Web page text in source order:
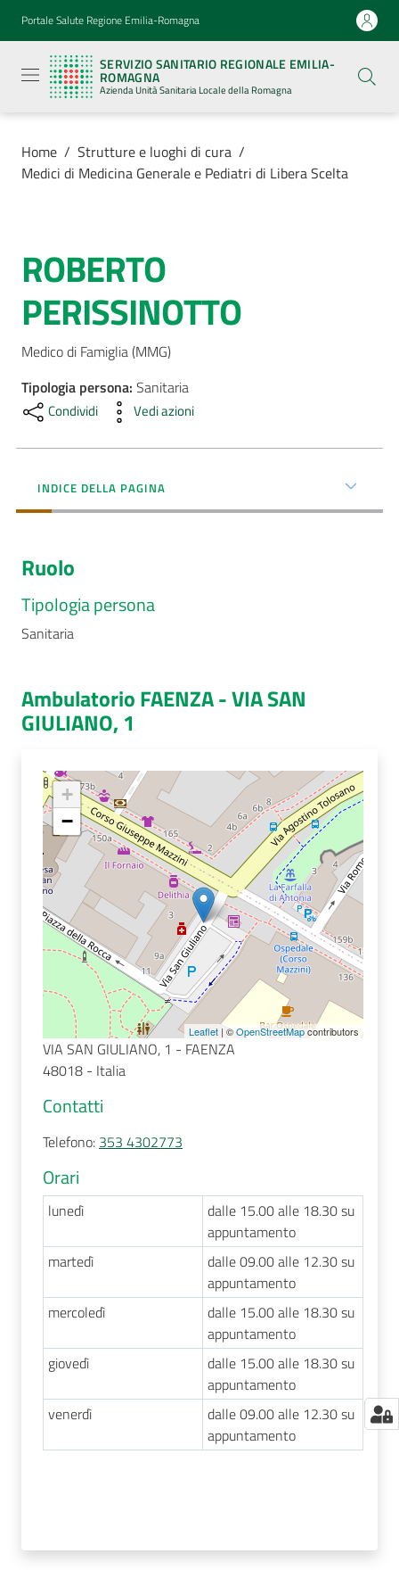
Vai al contenuto
Vai alla navigazione
Vai al footer
Portale Salute Regione Emilia-Romagna
SERVIZIO SANITARIO REGIONALE EMILIA-
ROMAGNA
Azienda Unità Sanitaria Locale della Romagna
Sanitario
Regionale
Emilia-
Romagna
Azienda
Sanitaria
Locale della
Romagna
Servizi
Luoghi
cura
Menu selezionato
Carta
dei
Servizi
a...
Concorsi
Seguici
Home / Strutture e luoghi di cura /
Medici di Medicina Generale e Pediatri di Libera Scelta
Salta al contenuto
ROBERTO
PERISSINOTTO
Medico di Famiglia (MMG)
Tipologia persona: Sanitaria
Condividi Vedi azioni
INDICE DELLA PAGINA
Ruolo
Tipologia persona
Sanitaria
Ambulatorio FAENZA - VIA SAN
GIULIANO, 1
+
−
Leaflet | ©OpenStreetMapcontributors
VIA SAN GIULIANO, 1 - FAENZA
48018 - Italia
Contatti
Telefono: 353 4302773
Orari
lunedì
dalle 15.00 alle 18.30 su
appuntamento
martedì
dalle 09.00 alle 12.30 su
appuntamento
mercoledì
dalle 15.00 alle 18.30 su
appuntamento
giovedì
dalle 15.00 alle 18.30 su
appuntamento
venerdì
dalle 09.00 alle 12.30 su
appuntamento